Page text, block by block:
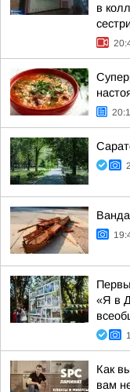
в
«Я в
Как
вам